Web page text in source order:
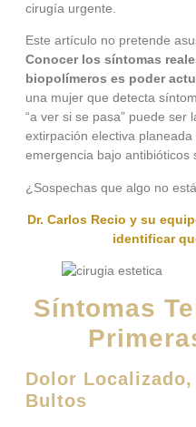
cirugía urgente.
Este artículo no pretende
Conocer los síntomas
biopolímeros es poder
una mujer que detecta
“a ver si se pasa” puede ser
extirpación electiva
emergencia bajo antibióticos
¿Sospechas que algo no
Dr. Carlos Recio y su
identificar
Síntomas
Dolor
Bultos